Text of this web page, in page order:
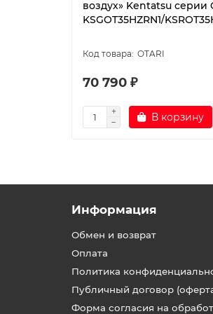
воздух» Kentatsu серии
KSGOT35HZRN1/
OTARI
70 790 ₽
В корзину
Информация
Обмен и возврат
Оплата
Политика
Публичный договор
Форма согласия на